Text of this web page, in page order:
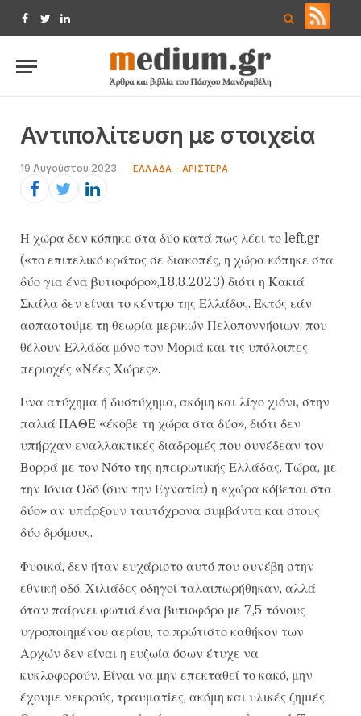
Facebook
TwitterLinkedIn
Αντιπολίτευση με στοιχεία
19 Αυγούστου 2023 ΕΛΛΆΔΑ - ΑΡΙΣΤΕΡΆ
Η χώρα δεν κόπηκε στα δύο κατά πως λέει το left.gr
(«το επιτελικό κράτος σε διακοπές, η χώρα κόπηκε στα
δύο για ένα βυτιοφόρο»,18.8.2023) διότι η Κακιά
Σκάλα δεν είναι το κέντρο της Ελλάδος. Εκτός εάν
ασπαστούμε τη θεωρία μερικών Πελοποννήσιων, που
θέλουν Ελλάδα μόνο τον Μοριά και τις υπόλοιπες
περιοχές «Νέες Χώρες».
Ενα ατύχημα ή δυστύχημα, ακόμη και λίγο χιόνι, στην
παλιά ΠΑΘΕ «έκοβε τη χώρα στα δύο», διότι δεν
υπήρχαν εναλλακτικές διαδρομές που συνέδεαν τον
Βορρά με τον Νότο της ηπειρωτικής Ελλάδας. Τώρα, με
την Ιόνια Οδό (συν την Εγνατία) η «χώρα κόβεται στα
δύο» αν υπάρξουν ταυτόχρονα συμβάντα και στους
δύο δρόμους.
Φυσικά, δεν ήταν ευχάριστο αυτό που συνέβη στην
εθνική οδό. Χιλιάδες οδηγοί ταλαιπωρήθηκαν, αλλά
όταν παίρνει φωτιά ένα βυτιοφόρο με 7,5 τόνους
υγροποιημένου αερίου, το πρώτιστο καθήκον των
Αρχών δεν είναι η ευζωία όσων έτυχε να
κυκλοφορούν. Είναι να μην επεκταθεί το κακό, μην
έχουμε νεκρούς, τραυματίες, ακόμη και υλικές ζημιές.